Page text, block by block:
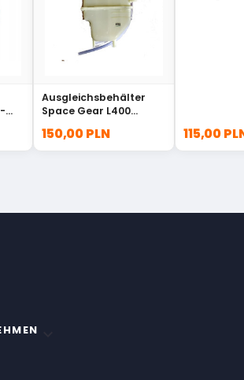
Ausgleichsbehälter
Space Gear L400
150,00 PLN 115,00